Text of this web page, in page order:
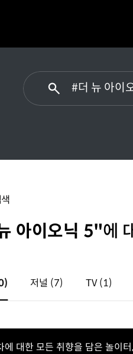
아이오닉 5"에
저널 (7) TV(1)
에 대한 모든 취향을 담은 놀이터